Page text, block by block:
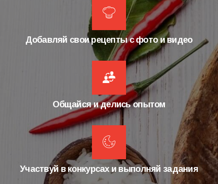
Добавляй свои рецепты с фото и видео
Общайся и делись опытом
Участвуй в конкурсах и выполняй задания